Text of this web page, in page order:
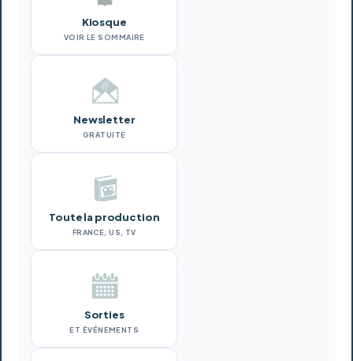
Kiosque
VOIR LE SOMMAIRE
Newsletter
GRATUITE
Toute la production
FRANCE, US, TV
Sorties
ET ÉVÉNEMENTS